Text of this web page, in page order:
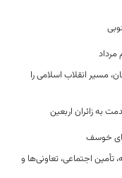
مسیر انقلاب اسلامی را
تأمین اجتماعی، تعاونی‌ها و